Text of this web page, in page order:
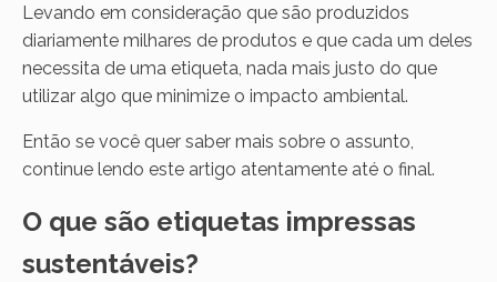
Levando em consideração que são produzidos
diariamente milhares de produtos e que cada um deles
necessita de uma etiqueta, nada mais justo do que
utilizar algo que minimize o impacto ambiental.
Então se você quer saber mais sobre o assunto,
continue lendo este artigo atentamente até o final.
O que são etiquetas impressas
sustentáveis?